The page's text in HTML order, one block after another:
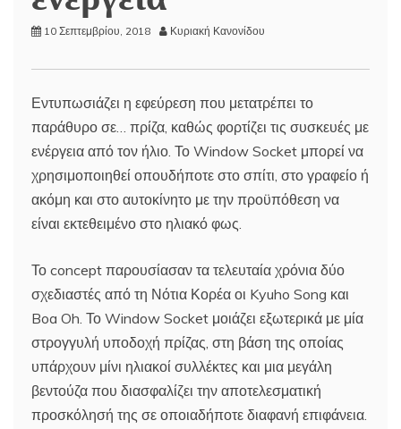
10 Σεπτεμβρίου, 2018 Κυριακή Κανονίδου
Εντυπωσιάζει η εφεύρεση που μετατρέπει το
παράθυρο σε… πρίζα, καθώς φορτίζει τις συσκευές με
ενέργεια από τον ήλιο. Το Window Socket μπορεί να
χρησιμοποιηθεί οπουδήποτε στο σπίτι, στο γραφείο ή
ακόμη και στο αυτοκίνητο με την προϋπόθεση να
είναι εκτεθειμένο στο ηλιακό φως.
Το concept παρουσίασαν τα τελευταία χρόνια δύο
σχεδιαστές από τη Νότια Κορέα οι Kyuho Song και
Boa Oh. Το Window Socket μοιάζει εξωτερικά με μία
στρογγυλή υποδοχή πρίζας, στη βάση της οποίας
υπάρχουν μίνι ηλιακοί συλλέκτες και μια μεγάλη
βεντούζα που διασφαλίζει την αποτελεσματική
προσκόλησή της σε οποιαδήποτε διαφανή επιφάνεια.